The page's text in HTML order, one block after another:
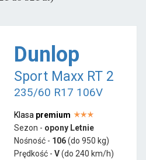
Dunlop
Sport Maxx RT 2
235/60 R17 106V
Klasa premium
Sezon - opony Letnie
Nośność - 106(do 950 kg)
Prędkość - V(do 240 km/h)